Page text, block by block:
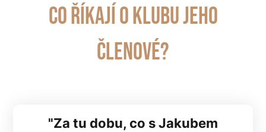
Co říkají o klubu jeho
členové?
"Za tu dobu, co s Jakubem